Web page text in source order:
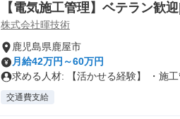
【電気施工管理】ベテラン歓
株式会社暉技術
鹿児島県鹿屋市
月給42万円～60万円
求める人材: 【活かせる経験】 ・施
交通費支給